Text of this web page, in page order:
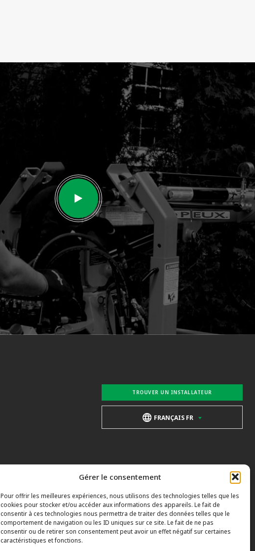
Gérer le consentement
Pour offrir les meilleures expériences, nous utilisons des technologies telles que les
cookies pour stocker et/ou accéder aux informations des appareils. Le fait de
consentir à ces technologies nous permettra de traiter des données telles que le
comportement de navigation ou les ID uniques sur ce site. Le fait de ne pas
consentir ou de retirer son consentement peut avoir un effet négatif sur certaines
caractéristiques et fonctions.
TROUVER UN INSTALLATEUR
FRANÇAIS FR